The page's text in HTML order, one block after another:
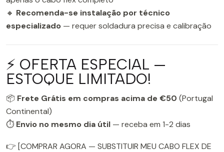
🔸 Recomenda-se instalação por técnico
especializado — requer soldadura precisa e calibração
⚡ OFERTA ESPECIAL —
ESTOQUE LIMITADO!
📦 Frete Grátis em compras acima de €50 (Portugal
Continental)
⏱️ Envio no mesmo dia útil — receba em 1-2 dias
👉 [COMPRAR AGORA — SUBSTITUIR MEU CABO FLEX DE